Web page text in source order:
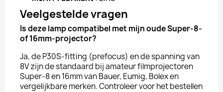
Veelgestelde vragen
Is deze lamp compatibel met mijn oude Super-8-
of 16mm-projector?
Ja, de P30S-fitting (prefocus) en de spanning van
8V zijn de standaard bij amateur filmprojectoren
Super-8 en 16mm van Bauer, Eumig, Bolex en
vergelijkbare merken. Controleer voor het bestellen